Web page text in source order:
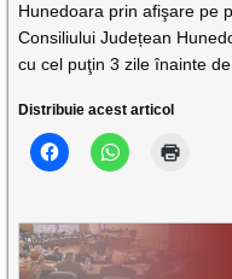
Hunedoara prin afişare pe
Consiliului Județean
cu cel puţin 3 zile înainte
Distribuie acest articol